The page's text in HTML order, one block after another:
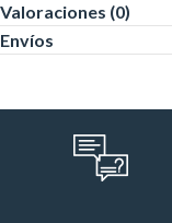
Valoraciones (0)
Envíos